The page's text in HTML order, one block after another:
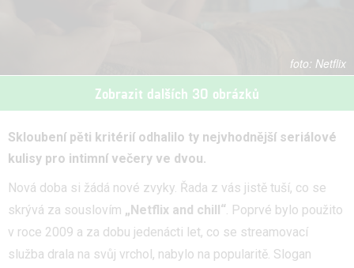
Netflix
Zobrazit dalších 30 obrázků
Skloubení pěti kritérií odhalilo ty nejvhodnější seriálové
kulisy pro intimní večery ve dvou.
Nová doba si žádá nové zvyky. Řada z vás jistě tuší, co se
skrývá za souslovím „Netflix and chill“. Poprvé bylo použito
v roce 2009 a za dobu jedenácti let, co se streamovací
služba drala na svůj vrchol, nabylo na popularitě. Slogan